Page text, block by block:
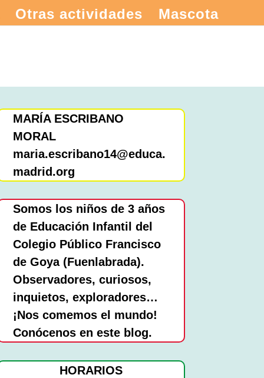
Otras actividades Mascota
MARÍA ESCRIBANO
MORAL
maria.escribano14@educa.
madrid.org
Somos los niños de 3 años
de Educación Infantil del
Colegio Público Francisco
de Goya (Fuenlabrada).
Observadores, curiosos,
inquietos, exploradores…
¡Nos comemos el mundo!
Conócenos en este blog.
HORARIOS